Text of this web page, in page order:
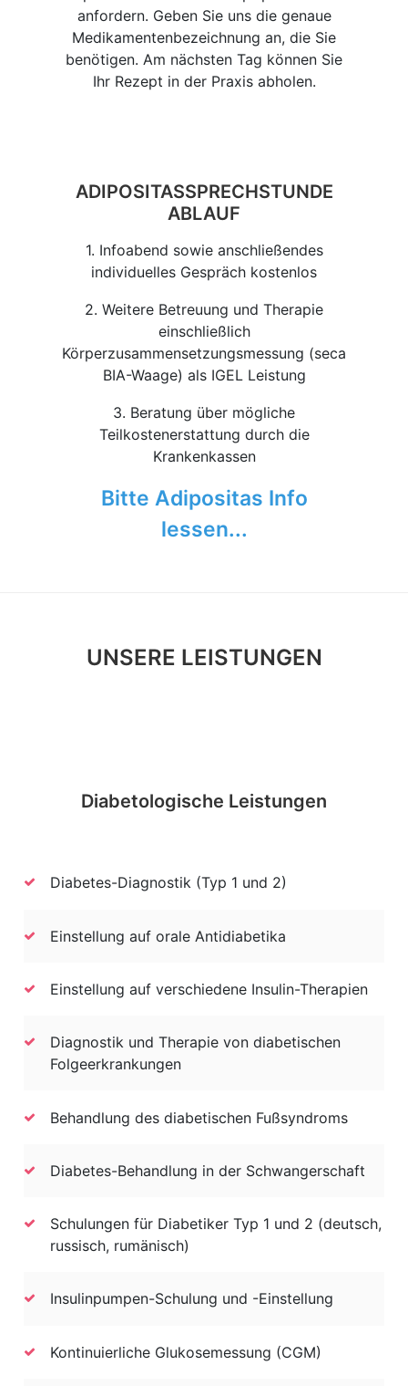
anfordern. Geben Sie uns die genaue
Medikamentenbezeichnung an, die Sie
benötigen. Am nächsten Tag können Sie
Ihr Rezept in der Praxis abholen.
ADIPOSITASSPRECHSTUNDE
ABLAUF
1. Infoabend sowie anschließendes
individuelles Gespräch kostenlos
2. Weitere Betreuung und Therapie
einschließlich
Körperzusammensetzungsmessung (seca
BIA-Waage) als IGEL Leistung
3. Beratung über mögliche
Teilkostenerstattung durch die
Krankenkassen
Bitte Adipositas Info
lessen...
UNSERE LEISTUNGEN
Diabetologische Leistungen
Diabetes-Diagnostik (Typ 1 und 2)
Einstellung auf orale Antidiabetika
Einstellung auf verschiedene Insulin-Therapien
Diagnostik und Therapie von diabetischen
Folgeerkrankungen
Behandlung des diabetischen Fußsyndroms
Diabetes-Behandlung in der Schwangerschaft
Schulungen für Diabetiker Typ 1 und 2 (deutsch,
russisch, rumänisch)
Insulinpumpen-Schulung und -Einstellung
Kontinuierliche Glukosemessung (CGM)